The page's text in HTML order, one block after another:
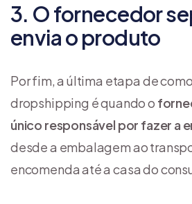
3. O fornecedor
envia o produto
Por fim, a última etapa de
dropshipping é quando o
único responsável por fazer a
desde a embalagem ao
encomenda até a casa do